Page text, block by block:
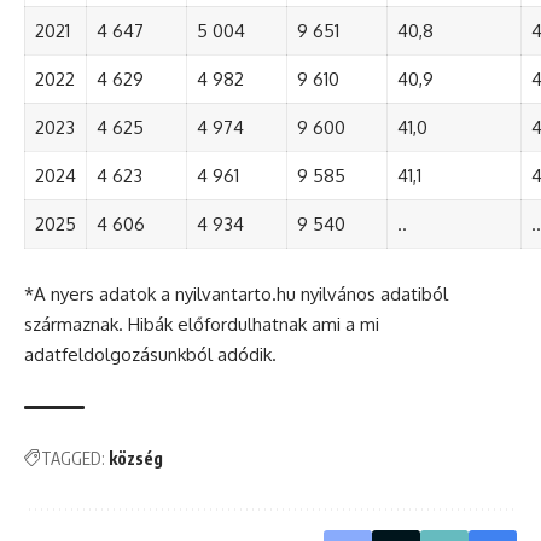
2021 4 647 5 004 9 651 40,8
2022 4 629 4 982 9 610 40,9
2023 4 625 4 974 9 600 41,0
2024 4 623 4 961 9 585 41,1
2025 4 606 4 934 9 540 .. ..
*A nyers adatok a nyilvantarto.hu nyilvános adatiból
származnak. Hibák előfordulhatnak ami a mi
adatfeldolgozásunkból adódik.
TAGGED: község